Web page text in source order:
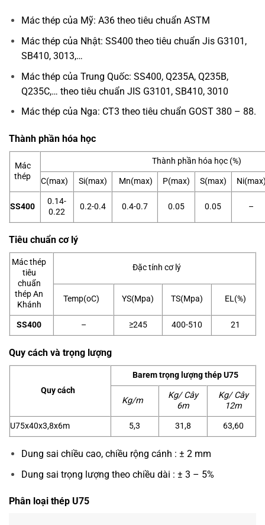
Mác thép của Mỹ: A36 theo tiêu chuẩn ASTM
Mác thép của Nhật: SS400 theo tiêu chuẩn Jis G3101,
SB410, 3013,…
Mác thép của Trung Quốc: SS400, Q235A, Q235B,
Q235C,… theo tiêu chuẩn JIS G3101, SB410, 3010
Mác thép của Nga: CT3 theo tiêu chuẩn GOST 380 – 88.
Thành phần hóa học
Mác
thép
Thành phần hóa học (%)
C(max)
Si(max) Mn(max) P(max) S(max)
SS400
0.14-
0.22
0.2-0.4 0.4-0.7 0.05 0.05 –
Tiêu chuẩn cơ lý
Mác thép
tiêu
chuẩn
thép An
Khánh
Đặc tính cơ lý
Temp(oC) YS(Mpa) TS(Mpa) EL(%)
SS400 – ≥245 400-510 21
Quy cách và trọng lượng
Quy cách
Barem trọng lượng thép U75
Kg/m
Kg/ Cây
6m
Kg/ Cây
12m
U75x40x3,8x6m
5,3 31,8 63,60
Dung sai chiều cao, chiều rộng cánh : ± 2 mm
Dung sai trọng lượng theo chiều dài : ± 3 – 5%
Phân loại thép U75